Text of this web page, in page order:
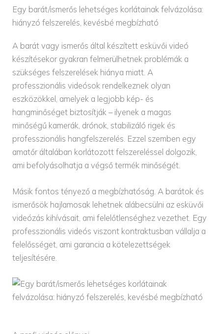
Egy barát/ismerős lehetséges korlátainak felvázolása:
hiányzó felszerelés, kevésbé megbízható
A barát vagy ismerős által készített esküvői videó
készítésekor gyakran felmerülhetnek problémák a
szükséges felszerelések hiánya miatt. A
professzionális videósok rendelkeznek olyan
eszközökkel, amelyek a legjobb kép- és
hangminőséget biztosítják – ilyenek a magas
minőségű kamerák, drónok, stabilizáló rigek és
professzionális hangfelszerelés. Ezzel szemben egy
amatőr általában korlátozott felszereléssel dolgozik,
ami befolyásolhatja a végső termék minőségét.
Másik fontos tényező a megbízhatóság. A barátok és
ismerősök hajlamosak lehetnek alábecsülni az esküvői
videózás kihívásait, ami felelőtlenséghez vezethet. Egy
professzionális videós viszont kontraktusban vállalja a
felelősséget, ami garancia a kötelezettségek
teljesítésére.